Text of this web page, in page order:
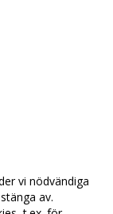
vi nödvändiga
av.